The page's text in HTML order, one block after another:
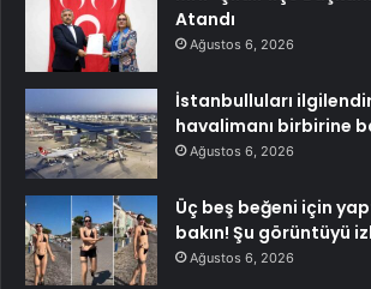
Atandı
Ağustos 6, 2026
İstanbulluları
havalimanı birbirine
Ağustos 6, 2026
Üç beş beğeni için
bakın! Şu görüntüyü
Ağustos 6, 2026